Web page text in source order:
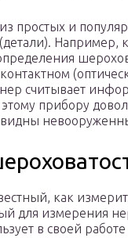
простых и
считывает
этому прибору
как
для измерения
в своей